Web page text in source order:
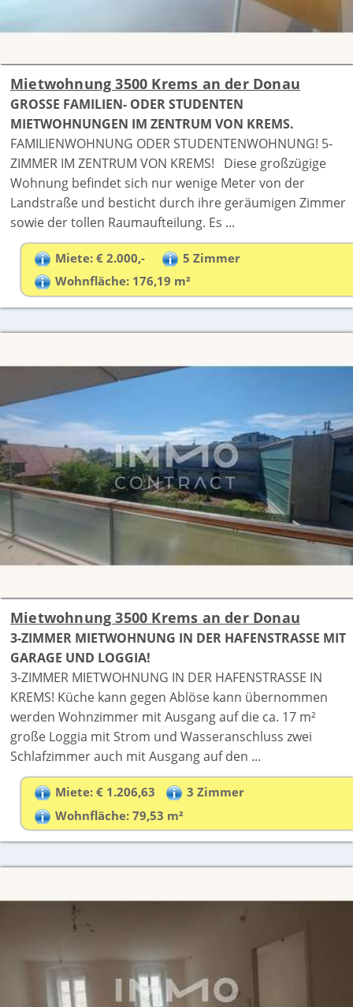
Mietwohnung 3500 Krems an der Donau
GROSSE FAMILIEN- ODER STUDENTEN
MIETWOHNUNGEN IM ZENTRUM VON KREMS.
FAMILIENWOHNUNG ODER STUDENTENWOHNUNG! 5-
ZIMMER IM ZENTRUM VON KREMS! Diese großzügige
Wohnung befindet sich nur wenige Meter von der
Landstraße und besticht durch ihre geräumigen Zimmer
sowie der tollen Raumaufteilung. Es ...
Miete: € 2.000,-
5 Zimmer
Wohnfläche: 176,19 m²
Mietwohnung 3500 Krems an der Donau
3-ZIMMER MIETWOHNUNG IN DER HAFENSTRASSE MIT
GARAGE UND LOGGIA!
3-ZIMMER MIETWOHNUNG IN DER HAFENSTRASSE IN
KREMS! Küche kann gegen Ablöse kann übernommen
werden Wohnzimmer mit Ausgang auf die ca. 17 m²
große Loggia mit Strom und Wasseranschluss zwei
Schlafzimmer auch mit Ausgang auf den ...
Miete: € 1.206,63
3 Zimmer
Wohnfläche: 79,53 m²